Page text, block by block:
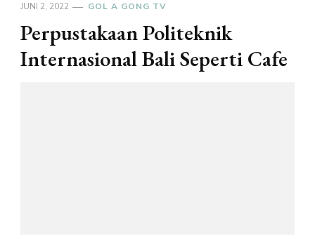
JUNI 2, 2022 GOL A GONG TV
Perpustakaan Politeknik
Internasional Bali Seperti Cafe